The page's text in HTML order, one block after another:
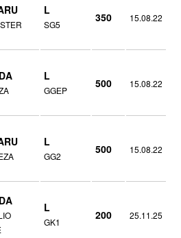
L
SG5
350 15.08.22
L
GGЕP
500 15.08.22
L
GG2
500 15.08.22
L
GK1
200 25.11.25